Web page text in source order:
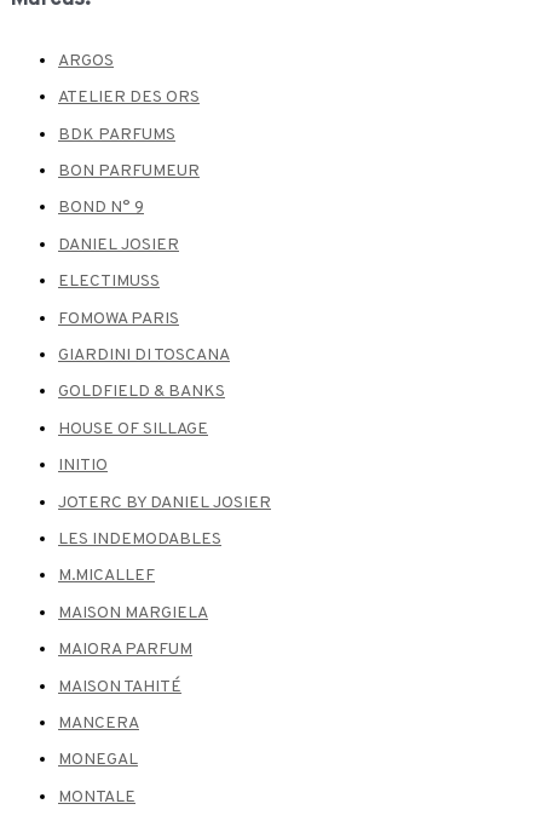
ARGOS
ATELIER DES ORS
BDK PARFUMS
BON PARFUMEUR
BOND N° 9
DANIEL JOSIER
ELECTIMUSS
FOMOWA PARIS
GIARDINI DI TOSCANA
GOLDFIELD & BANKS
HOUSE OF SILLAGE
INITIO
JOTERC BY DANIEL JOSIER
LES INDEMODABLES
M.MICALLEF
MAISON MARGIELA
MAIORA PARFUM
MAISON TAHITÉ
MANCERA
MONEGAL
MONTALE